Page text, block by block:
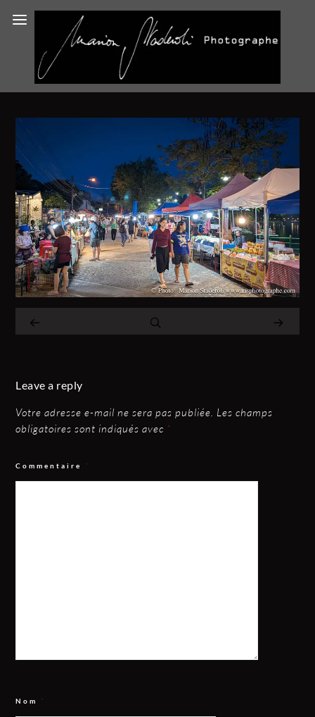
Leave a reply
Votre adresse e-mail ne sera pas publiée. Les champs
obligatoires sont indiqués avec *
Commentaire *
Nom *